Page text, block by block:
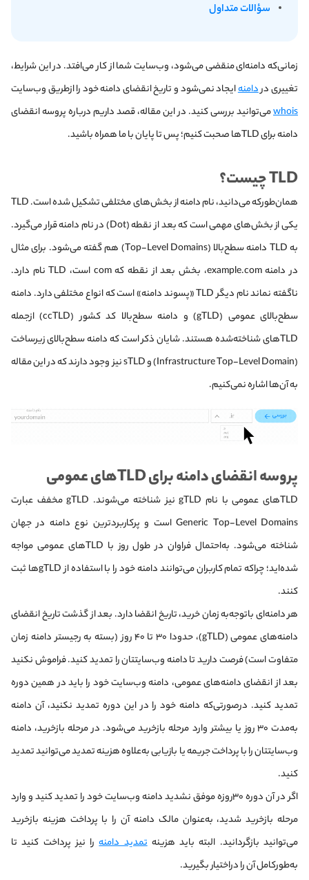
سؤالات متداول
زمانی‌که دامنه‌ای منقضی می‌شود، وب‌سایت شما از کار می‌افتد. در این شرایط،
تغییری دردامنهایجاد نمی‌شود و تاریخ انقضای دامنه خود را از‌طریق وب‌سایت‌
whoisمی‌توانید بررسی کنید. در این مقاله، قصد داریم درباره پروسه انقضای
دامنه برای TLD‌ها صحبت کنیم؛ پس تا پایان با ما همراه باشید.
TLD چیست؟
همان‌طور‌که می‌دانید، نام دامنه از بخش‌های مختلفی تشکیل شده است. TLD
یکی از بخش‌های مهمی است که بعد از نقطه (Dot) در نام دامنه قرار می‌گیرد.
به TLD دامنه‌ سطح‌بالا (Top-Level Domains) هم گفته می‌شود. برای مثال
در دامنه example.com، بخش بعد از نقطه که com است، TLD نام دارد.
ناگفته نماند نام دیگر TLD «پسوند دامنه» است که انواع مختلفی دارد. دامنه
سطح‌بالای عمومی (gTLD) و دامنه سطح‌بالا کد کشور (ccTLD) ازجمله
TLD‌های شناخته‌شده هستند. شایان ذکر است که دامنه سطح‌بالای زیرساخت
(Infrastructure Top-Level Domain) و sTLD نیز وجود دارند که در این مقاله
به آن‌ها اشاره نمی‌کنیم.
پروسه انقضای دامنه برای TLD‌های عمومی
TLD‌های عمومی با نام gTLD نیز شناخته می‌شوند. gTLD مخفف عبارت
Generic Top-Level Domains است و پرکاربردترین نوع دامنه در جهان
شناخته می‌شود. به‌احتمال فراوان در طول روز با TLD‌های عمومی مواجه
شده‌اید؛ چراکه تمام کاربران می‌توانند دامنه خود را با استفاده از gTLD‌ها ثبت
کنند.
هر دامنه‌ای با‌‌توجه‌‌به زمان خرید، تاریخ انقضا دارد. بعد از گذشت تاریخ انقضای
دامنه‌های عمومی (gTLD)، حدودا ۳۰ تا ۴۰ روز (بسته به رجیستر دامنه زمان
متفاوت است) فرصت دارید تا دامنه وب‌سایتتان را تمدید کنید. فراموش نکنید
بعد از انقضای دامنه‌های عمومی، دامنه وب‌سایت خود را باید در همین دوره
تمدید کنید. در‌صورتی‌که دامنه خود را در این دوره تمدید نکنید، آن دامنه
به‌مدت ۳۰ روز یا بیشتر وارد مرحله بازخرید می‌شود. در مرحله بازخرید، دامنه
وب‌سایتتان را با پرداخت جریمه یا بازیابی به‌علاوه هزینه تمدید می‌توانید تمدید
کنید.
اگر در آن دوره ۳۰روزه موفق نشدید دامنه وب‌سایت خود را تمدید کنید و وارد
مرحله بازخرید شدید، به‌عنوان مالک دامنه آن را با پرداخت هزینه بازخرید
می‌توانید بازگردانید. البته باید هزینهتمدید دامنهرا نیز پرداخت کنید تا
به‌طو‌رکامل آن را در‌اختیار بگیرید.